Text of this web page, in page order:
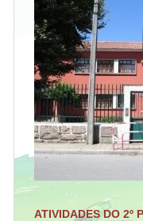
ATIVIDADES DO 2º